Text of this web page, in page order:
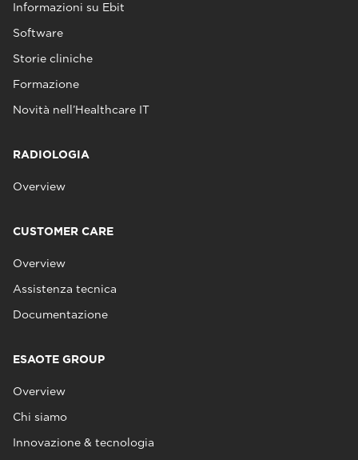
Informazioni su Ebit
Software
Storie cliniche
Formazione
Novità nell’Healthcare IT
RADIOLOGIA
Overview
CUSTOMER CARE
Overview
Assistenza tecnica
Documentazione
ESAOTE GROUP
Overview
Chi siamo
Innovazione & tecnologia